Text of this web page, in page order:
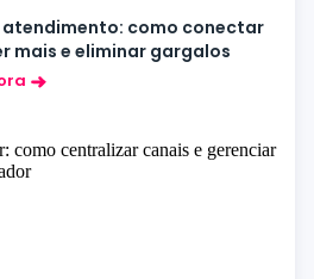
atendimento: como conectar
mais e eliminar gargalos